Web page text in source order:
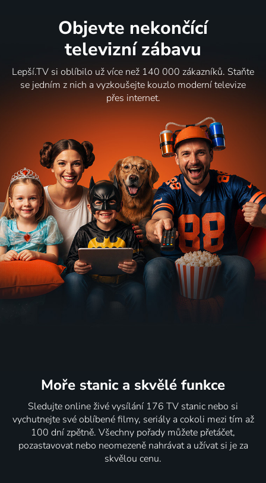
Objevte nekončící
televizní zábavu
Lepší.TV si oblíbilo už více než 140 000 zákazníků. Staňte
se jedním z nich a vyzkoušejte kouzlo moderní televize
přes internet.
Moře stanic a skvělé funkce
Sledujte online živé vysílání 176 TV stanic nebo si
vychutnejte své oblíbené filmy, seriály a cokoli mezi tím až
100 dní zpětně. Všechny pořady můžete přetáčet,
pozastavovat nebo neomezeně nahrávat a užívat si je za
skvělou cenu.